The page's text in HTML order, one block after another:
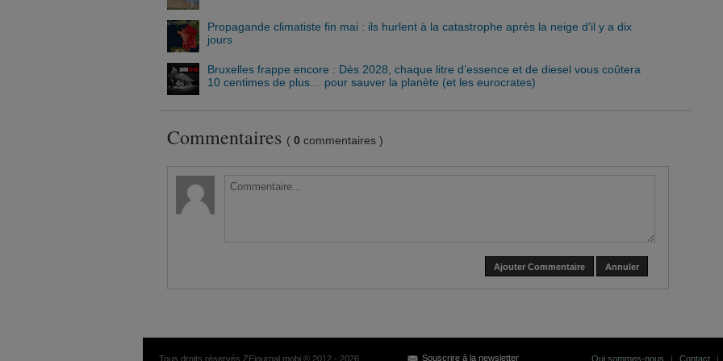
Propagande climatiste fin mai : ils hurlent à la catastrophe après la neige d’il y a dix
jours
Bruxelles frappe encore : Dès 2028, chaque litre d’essence et de diesel vous coûtera
10 centimes de plus… pour sauver la planète (et les eurocrates)
Commentaires ( 0 commentaires )
Ajouter Commentaire Annuler
Tous droits réservés ZEjournal.mobi © 2012 - 2026 Souscrire à la newsletter Qui sommes-nous | Contact |